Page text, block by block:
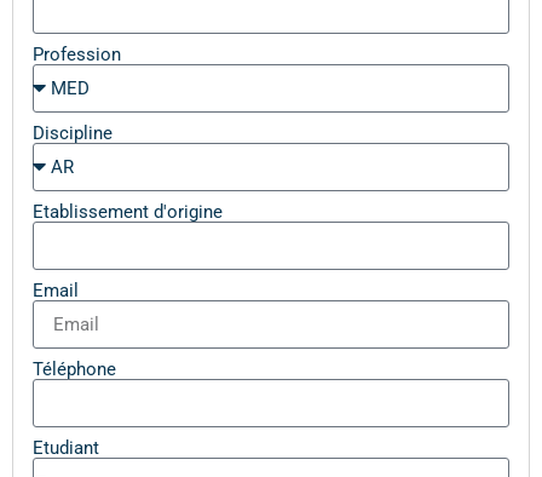
Profession
Discipline
Etablissement d'origine
Email
Téléphone
Etudiant